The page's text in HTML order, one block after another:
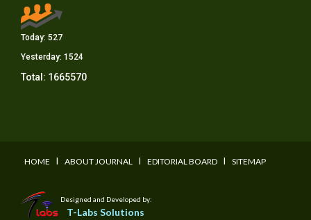
Today: 527
Yesterday: 1524
Total: 1665570
HOME I ABOUT JOURNAL I EDITORIAL BOARD I SITEMAP
Designed and Developed by:
T-Labs Solutions